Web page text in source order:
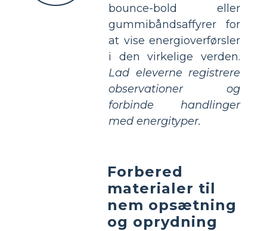
bounce-bold eller
gummibåndsaffyrer for
at vise energioverførsler
i den virkelige verden.
Lad eleverne registrere
observationer og
forbinde handlinger
med energityper.
Forbered
materialer til
nem opsætning
og oprydning